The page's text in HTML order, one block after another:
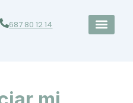
687 80 12 14